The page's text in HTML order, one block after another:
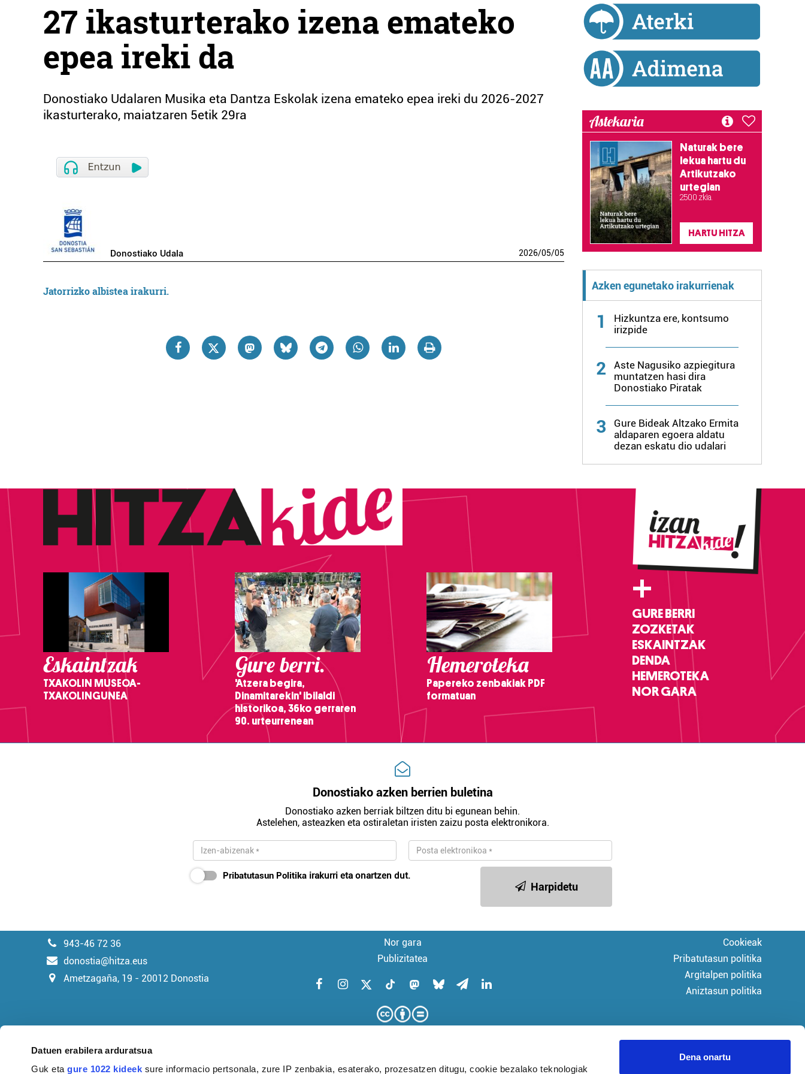
Datuen erabilera arduratsua
Guk etagure 1022 kideek sure informacio pertsonala, zure IP zenbakia, esaterako, prozesatzen ditugu, cookie bezalako teknologiak
Dena onartu
27 ikasturterako izena emateko
epea ireki da
Donostiako Udalaren Musika eta Dantza Eskolak izena emateko epea ireki du 2026-2027
ikasturterako, maiatzaren 5etik 29ra
Donostiako Udala 2026/05/05
Jatorrizko albistea irakurri.
Astekaria
Naturak bere
lekua hartu du
Artikutzako
urtegian
2.500 zkia.
HARTU HITZA
Azken egunetako irakurrienak
1
Hizkuntza ere, kontsumo
irizpide
2
Aste Nagusiko azpiegitura
muntatzen hasi dira
Donostiako Piratak
3
Gure Bideak Altzako Ermita
aldaparen egoera aldatu
dezan eskatu dio udalari
Eskaintzak
TXAKOLIN MUSEOA-
TXAKOLINGUNEA
Gure berri.
'Atzera begira,
Dinamitarekin' ibilaldi
historikoa, 36ko gerraren
90. urteurrenean
Hemeroteka
Papereko zenbakiak PDF
formatuan
+
GURE BERRI
ZOZKETAK
ESKAINTZAK
DENDA
HEMEROTEKA
NOR GARA
Donostiako azken berrien buletina
Donostiako azken berriak biltzen ditu bi egunean behin.
Astelehen, asteazken eta ostiraletan iristen zaizu posta elektronikora.
Pribatutasun Politika irakurri eta onartzen dut.
Harpidetu
943-46 72 36
donostia@hitza.eus
Ametzagaña, 19 - 20012 Donostia
Nor gara
Publizitatea
Cookieak
Pribatutasun politika
Argitalpen politika
Aniztasun politika